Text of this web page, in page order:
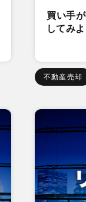
買い手
してみよ
不動産売却